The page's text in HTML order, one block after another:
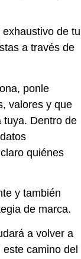
de tu
a través de
ponle
valores y que
tuya. Dentro de
quiénes
y también
de marca.
a volver a
camino del